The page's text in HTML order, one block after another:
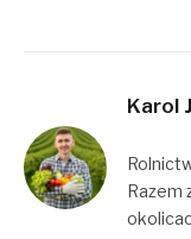
Karol
Razem